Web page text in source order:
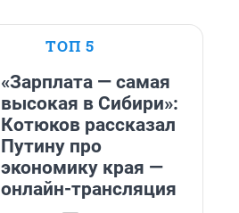
ТОП 5
«Зарплата — самая
высокая в Сибири»:
Котюков рассказал
Путину про
экономику края —
онлайн-трансляция